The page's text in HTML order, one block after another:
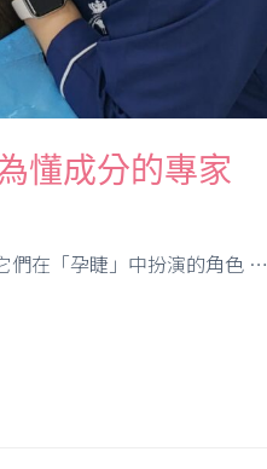
懂成分的專家
們在「孕睫」中扮演的角色 …